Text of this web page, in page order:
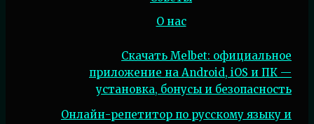
О нас
Скачать Melbet: официальное
приложение на Android, iOS и ПК —
установка, бонусы и безопасность
Онлайн-репетитор по русскому языку и